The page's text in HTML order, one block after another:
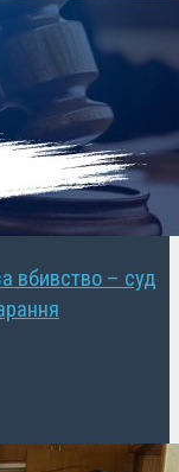
вбивство – суд